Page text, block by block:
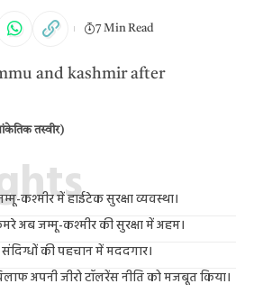
7 Min Read
तस्वीर)
कश्मीर में हाईटेक सुरक्षा व्यवस्था।
अब जम्मू-कश्मीर की सुरक्षा में अहम।
संदिग्धों की पहचान में मददगार।
अपनी जीरो टॉलरेंस नीति को मजबूत किया।